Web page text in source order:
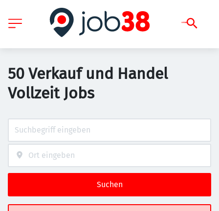
50 Verkauf und Handel
Vollzeit Jobs
Suchen